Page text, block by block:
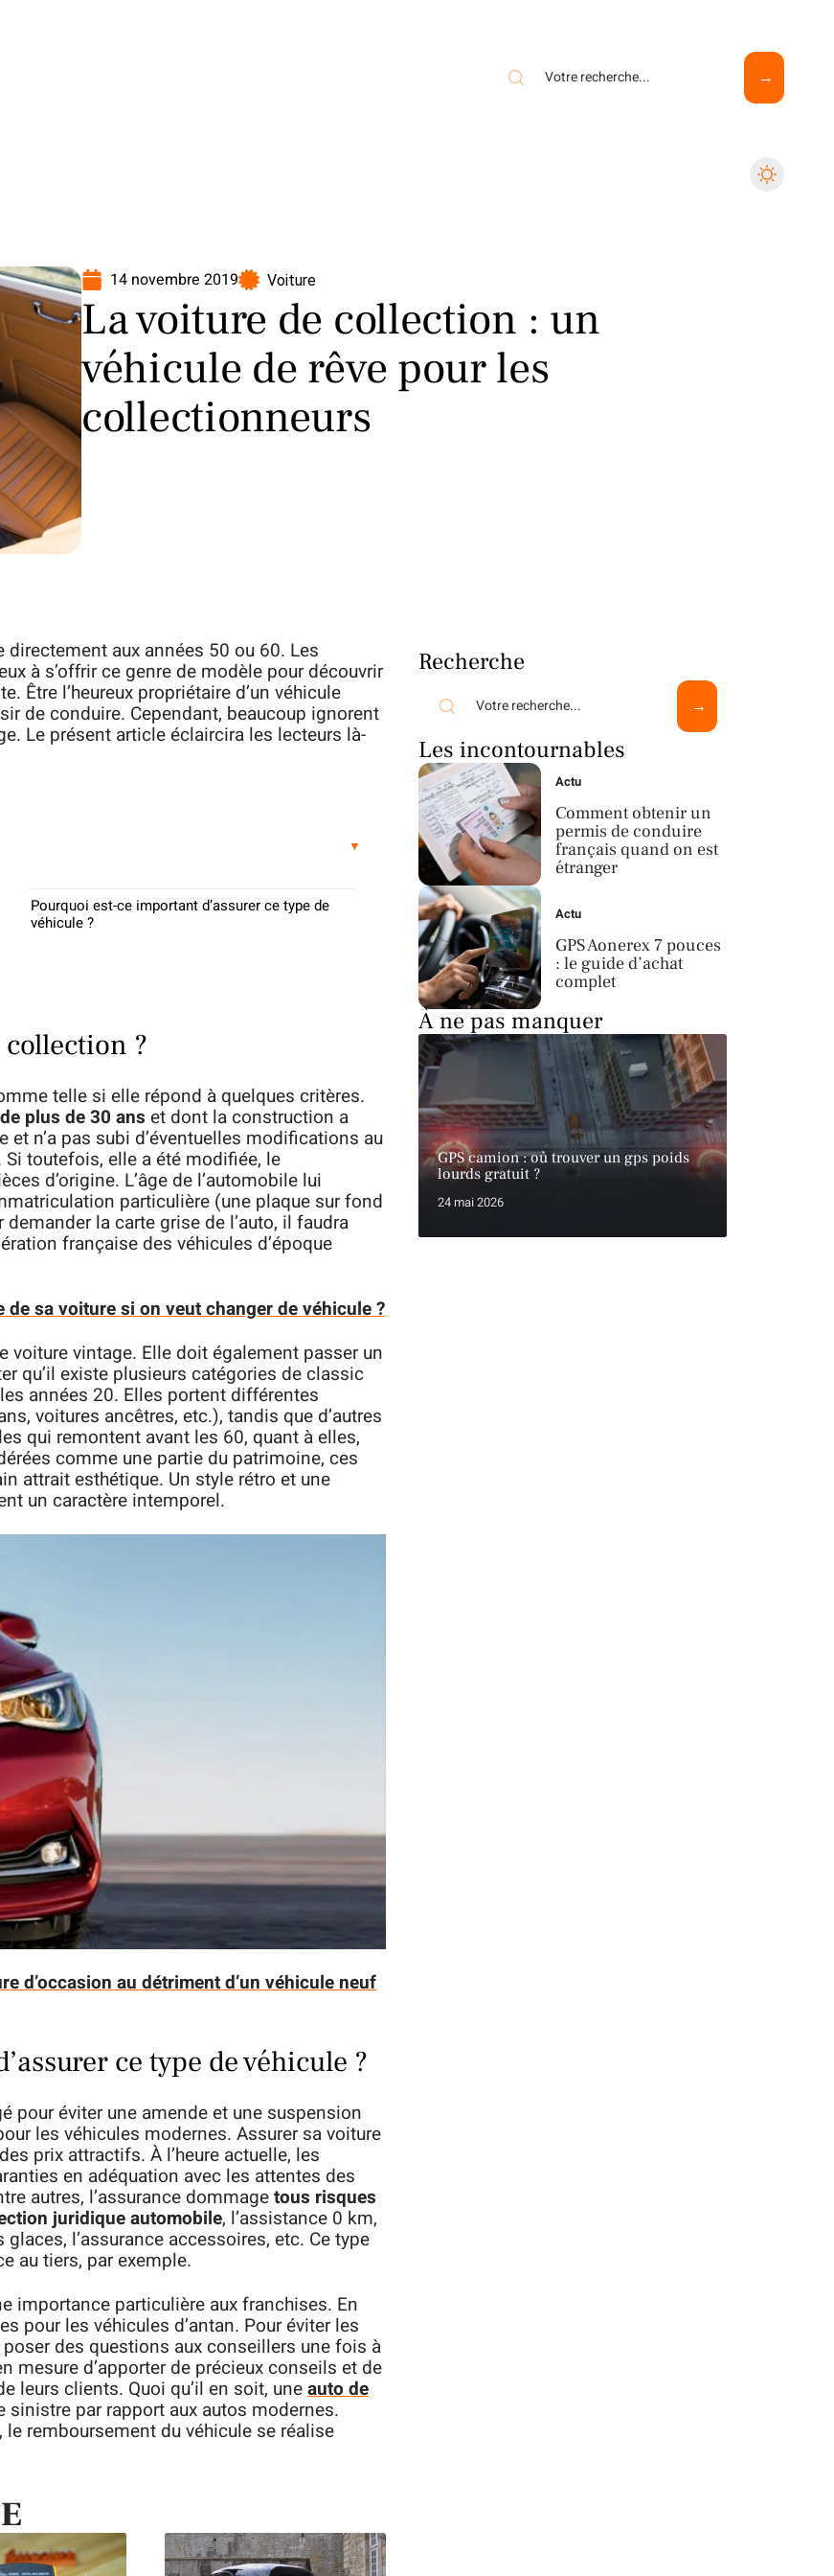
14 novembre 2019 Voiture
La voiture de collection : un
véhicule de rêve pour les
collectionneurs
directement aux années 50 ou 60. Les
à s’offrir ce genre de modèle pour découvrir
Être l’heureux propriétaire d’un véhicule
de conduire. Cependant, beaucoup ignorent
Le présent article éclaircira les lecteurs là-
Pourquoi est-ce important d’assurer ce type de
véhicule ?
collection ?
telle si elle répond à quelques critères.
plus de 30 ans et dont la construction a
n’a pas subi d’éventuelles modifications au
toutefois, elle a été modifiée, le
d’origine. L’âge de l’automobile lui
particulière (une plaque sur fond
la carte grise de l’auto, il faudra
française des véhicules d’époque
sa voiture si on veut changer de véhicule ?
voiture vintage. Elle doit également passer un
qu’il existe plusieurs catégories de classic
années 20. Elles portent différentes
voitures ancêtres, etc.), tandis que d’autres
qui remontent avant les 60, quant à elles,
comme une partie du patrimoine, ces
attrait esthétique. Un style rétro et une
un caractère intemporel.
d’occasion au détriment d’un véhicule neuf
ce type de véhicule ?
pour éviter une amende et une suspension
les véhicules modernes. Assurer sa voiture
prix attractifs. À l’heure actuelle, les
en adéquation avec les attentes des
autres, l’assurance dommagetous risques
juridique automobile, l’assistance 0 km,
l’assurance accessoires, etc. Ce type
au tiers, par exemple.
importance particulière aux franchises. En
pour les véhicules d’antan. Pour éviter les
des questions aux conseillers une fois à
mesure d’apporter de précieux conseils et de
leurs clients. Quoi qu’il en soit, uneauto de
par rapport aux autos modernes.
remboursement du véhicule se réalise
Recherche
Les incontournables
Actu
Comment obtenir un
permis de conduire
français quand on est
étranger
Actu
GPS Aonerex 7 pouces
: le guide d’achat
complet
À ne pas manquer
GPS camion : où trouver un gps poids
lourds gratuit ?
24 mai 2026